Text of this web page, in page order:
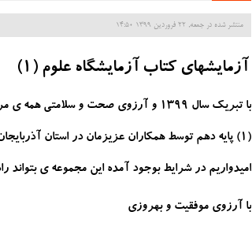
منتشر شده در جمعه, 22 فروردين 1399 14:50
آزمایشهای کتاب آزمایشگاه علوم (1)
با تبریک سال 1399 و آرزوی صحت و
(1) پایه دهم توسط همکاران عزیزمان در استان
امیدواریم در شرایط بوجود آمده این مجموعه ی بتواند
با آرزوی موفقیت و بهروزی